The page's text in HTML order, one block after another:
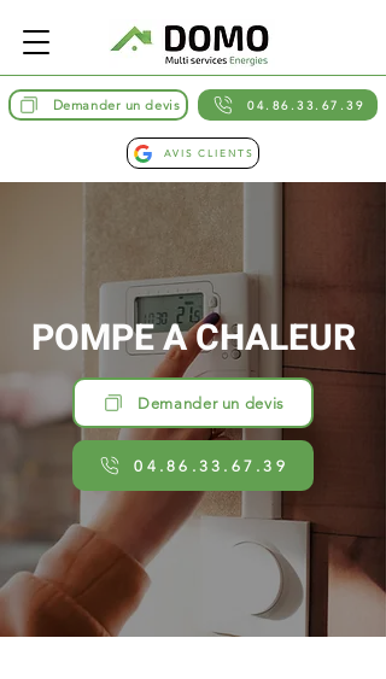
Demander un devis 04.86.33.67.39
AVIS CLIENTS
POMPE A CHALEUR
Demander un devis
04.86.33.67.39